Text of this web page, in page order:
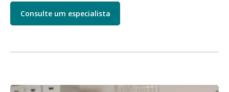
Consulte um especialista